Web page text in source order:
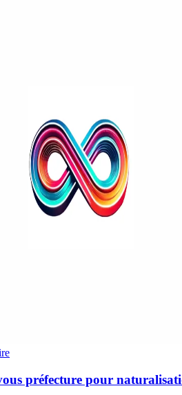
préfecture pour